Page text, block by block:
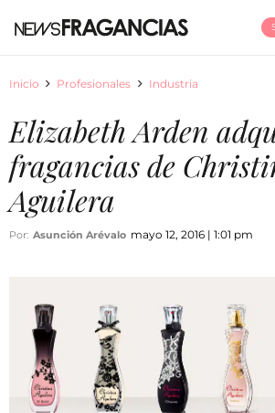
Inicio Profesionales Industria
Elizabeth Arden
fragancias de
Aguilera
Por: Asunción Arévalo mayo 12, 2016 | 1:01 pm